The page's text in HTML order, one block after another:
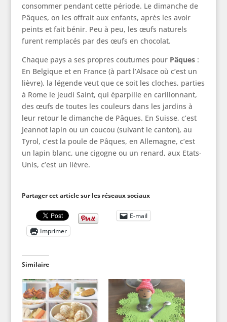
consommer pendant cette période. Le dimanche de
Pâques, on les offrait aux enfants, après les avoir
peints et fait bénir. Peu à peu, les œufs naturels
furent remplacés par des œufs en chocolat.
Chaque pays a ses propres coutumes pour Pâques:
En Belgique et en France (à part l’Alsace où c’est un
lièvre), la légende veut que ce soit les cloches, parties
à Rome le jeudi Saint, qui éparpille en carillonnant,
des œufs de toutes les couleurs dans les jardins à
leur retour le dimanche de Pâques. En Suisse, c’est
Jeannot lapin ou un coucou (suivant le canton), au
Tyrol, c’est la poule de Pâques, en Allemagne, c’est
un lapin blanc, une cigogne ou un renard, aux Etats-
Unis, c’est un lièvre.
Partager cet article sur les réseaux sociaux
E-mail
Imprimer
Similaire